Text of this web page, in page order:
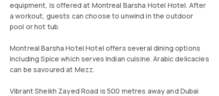
equipment, is offered at Montreal Barsha Hotel Hotel. After
a workout, guests can choose to unwind in the outdoor
pool or hot tub.
Montreal Barsha Hotel Hotel offers several dining options
including Spice which serves Indian cuisine. Arabic delicacies
can be savoured at Mezz.
Vibrant Sheikh Zayed Road is 500 metres away and Dubai